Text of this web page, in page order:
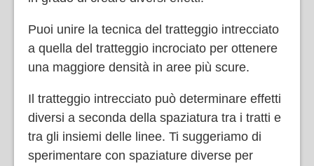
Puoi unire la tecnica del tratteggio intrecciato
a quella del tratteggio incrociato per ottenere
una maggiore densità in aree più scure.
Il tratteggio intrecciato può determinare effetti
diversi a seconda della spaziatura tra i tratti e
tra gli insiemi delle linee. Ti suggeriamo di
sperimentare con spaziature diverse per